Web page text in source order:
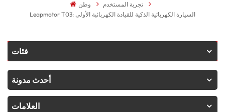
وطن
تجربة المستخدم
Leapmotor T03: السيارة الكهربائية الذكية للقيادة الكهربائية الأولى
فئات
أحدث مدونة
العلامات